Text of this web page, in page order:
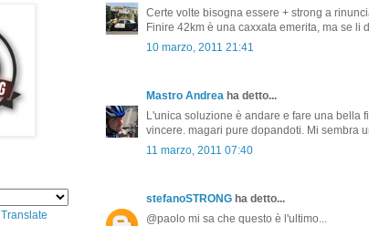
Certe volte bisogna essere + strong a
Finire 42km è una caxxata emerita, ma se li
10 marzo, 2011 21:41
Mastro Andrea ha detto...
L'unica soluzione è andare e fare una bella
vincere. magari pure dopandoti. Mi sembra
11 marzo, 2011 07:40
stefanoSTRONG ha detto...
@paolo mi sa che questo è l'ultimo...
Translate